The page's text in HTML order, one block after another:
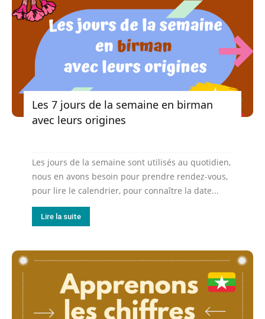
Les 7 jours de la semaine en birman
avec leurs origines
Les jours de la semaine sont utilisés au quotidien,
nous en avons besoin pour prendre rendez-vous,
pour lire le calendrier, pour connaître la date...
Lire la suite